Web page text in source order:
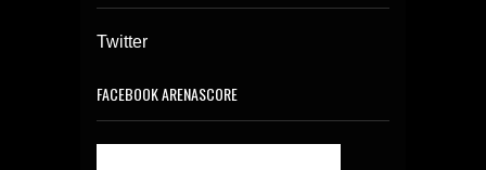
Twitter
FACEBOOK ARENASCORE